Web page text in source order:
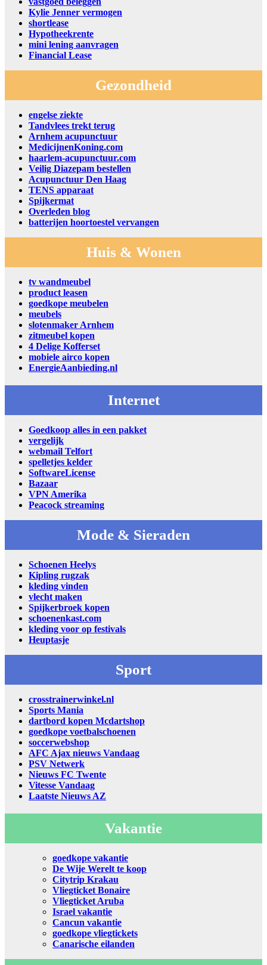
Kylie Jenner vermogen
shortlease
Hypotheekrente
mini lening aanvragen
Financial Lease
Gezondheid
engelse ziekte
Tandvlees trekt terug
Arnhem acupunctuur
MedicijnenKoning.com
haarlem-acupunctuur.com
Veilig Diazepam bestellen
Acupunctuur Den Haag
TENS apparaat
Spijkermat
Overleden blog
batterijen hoortoestel vervangen
Huis & Wonen
tv wandmeubel
product leasen
goedkope meubelen
meubels
slotenmaker Arnhem
zitmeubel kopen
4 Delige Kofferset
mobiele airco kopen
EnergieAanbieding.nl
Internet
Goedkoop alles in een pakket
vergelijk
webmail Telfort
spelletjes kelder
SoftwareLicense
Bazaar
VPN Amerika
Peacock streaming
Mode & Sieraden
Schoenen Heelys
Kipling rugzak
kleding vinden
vlecht maken
Spijkerbroek kopen
schoenenkast.com
kleding voor op festivals
Heuptasje
Sport
crosstrainerwinkel.nl
Sports Mania
dartbord kopen Mcdartshop
goedkope voetbalschoenen
soccerwebshop
AFC Ajax nieuws Vandaag
PSV Netwerk
Nieuws FC Twente
Vitesse Vandaag
Laatste Nieuws AZ
Vakantie
goedkope vakantie
De Wije Werelt te koop
Citytrip Krakau
Vliegticket Bonaire
Vliegticket Aruba
Israel vakantie
Cancun vakantie
goedkope vliegtickets
Canarische eilanden